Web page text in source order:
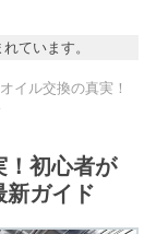
ています。
イル交換の真実！
！初心者が
新ガイド